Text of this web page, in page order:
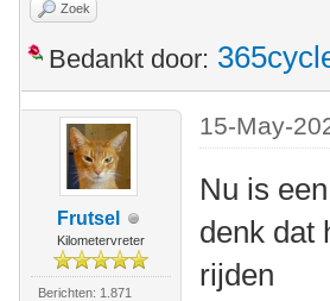
Zoek
Bedankt door:
Frutsel
Kilometervreter
Berichten: 1.871
15-May-
Nu is
denk dat
rijden